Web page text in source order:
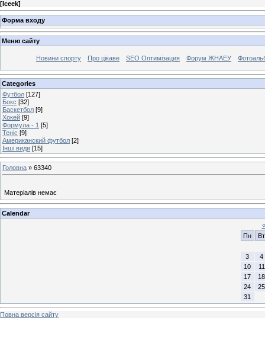
[Iceek]
Форма входу
Меню сайту
Новини спорту Про цікаве SEO Оптимізация Форум ЖНАЕУ
Categories
Футбол [127]
Бокс [32]
Баскетбол [9]
Хокей [9]
Формула - 1 [5]
Теніс [9]
Американский футбол [2]
Інші види [15]
Головна » 63340
Матеріалів немає
Calendar
«
Пн
Вт
3
4
10
11
17
18
24
25
31
Повна версія сайту